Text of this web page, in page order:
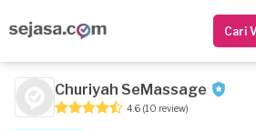
Cari
Churiyah SeMassage
4.6 (10 review)